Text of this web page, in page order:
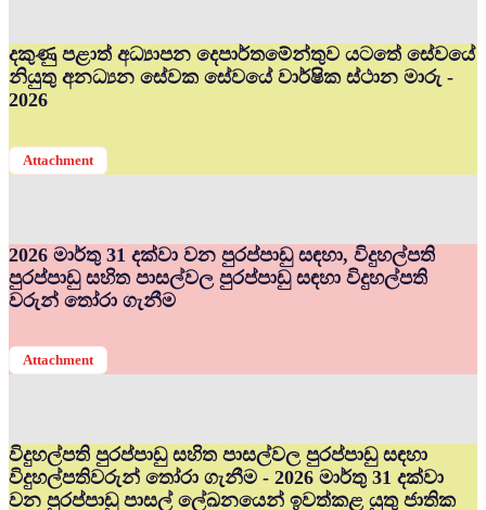
දකුණු පළාත් අධ්‍යාපන දෙපාර්තමේන්තුව යටතේ සේවයේ
නියුතු අනධ්‍යන සේවක සේවයේ වාර්ෂික ස්ථාන මාරු -
2026
Attachment
2026 මාර්තු 31 දක්වා වන පුරප්පාඩු සඳහා, විදුහල්පති
පුරප්පාඩු සහිත පාසල්වල පුරප්පාඩු සඳහා විදුහල්පති
වරුන් තෝරා ගැනීම
Attachment
විදුහල්පති පුරප්පාඩු සහිත පාසල්වල පුරප්පාඩු සඳහා
විදුහල්පතිවරුන් තෝරා ගැනීම - 2026 මාර්තු 31 දක්වා
වන පුරප්පාඩු පාසල් ලේඛනයෙන් ඉවත්කළ යුතු ජාතික